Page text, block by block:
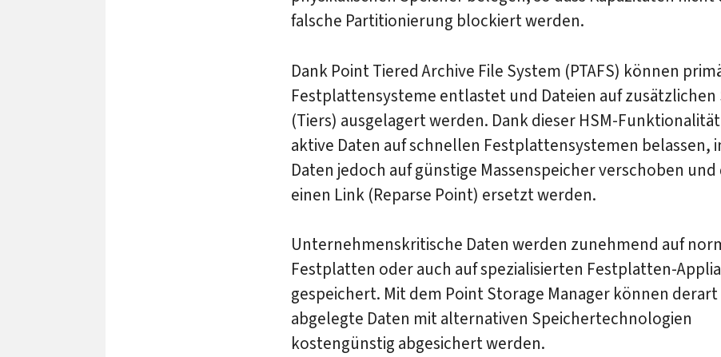
falsche Partitionierung blockiert werden.
Dank Point Tiered Archive File System (PTAFS) können
Festplattensysteme entlastet und Dateien auf zusätzlichen
(Tiers) ausgelagert werden. Dank dieser HSM-
aktive Daten auf schnellen Festplattensystemen belassen,
Daten jedoch auf günstige Massenspeicher verschoben
einen Link (Reparse Point) ersetzt werden.
Unternehmenskritische Daten werden zunehmend auf
Festplatten oder auch auf spezialisierten Festplatten-
gespeichert. Mit dem Point Storage Manager können derart
abgelegte Daten mit alternativen Speichertechnologien
kostengünstig abgesichert werden.